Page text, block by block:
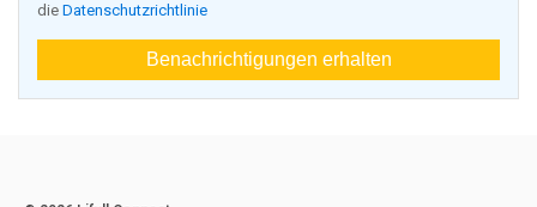
die Datenschutzrichtlinie
Benachrichtigungen erhalten